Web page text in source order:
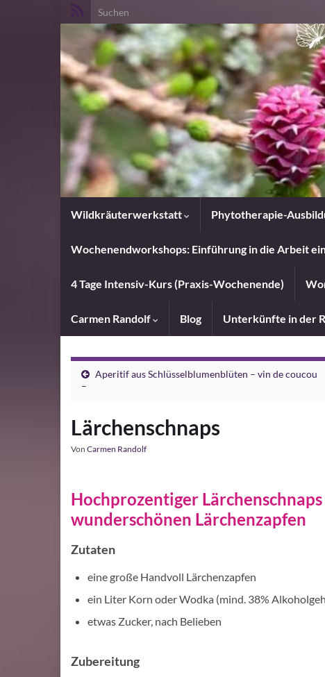
Search for:
Wildkräuterwerkstatt Phytotherapie-
Wochenendworkshops: Einführung in die Arbeit
4 Tage Intensiv-Kurs (Praxis-Wochenende)
Carmen Randolf Blog Unterkünfte in der
Aperitif aus Schlüsselblumenblüten – vin de coucou
–
Lärchenschnaps
Von Carmen Randolf
Hochprozentiger
wunderschönen Lärchenzapfen
Zutaten
eine große Handvoll Lärchenzapfen
ein Liter Korn oder Wodka (mind. 38%
etwas Zucker, nach Belieben
Zubereitung